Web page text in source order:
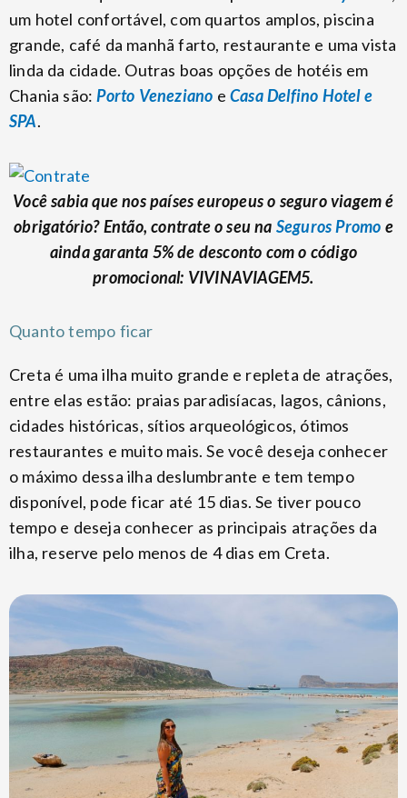
um hotel confortável, com quartos amplos, piscina
grande, café da manhã farto, restaurante e uma vista
linda da cidade. Outras boas opções de hotéis em
Chania são:Porto Veneziano eCasa Delfino Hotel e
SPA.
Você sabia que nos países europeus o seguro viagem é
obrigatório? Então, contrate o seu na Seguros Promo e
ainda garanta 5% de desconto com o código
promocional: VIVINAVIAGEM5.
Quanto tempo ficar
Creta é uma ilha muito grande e repleta de atrações,
entre elas estão: praias paradisíacas, lagos, cânions,
cidades históricas, sítios arqueológicos, ótimos
restaurantes e muito mais. Se você deseja conhecer
o máximo dessa ilha deslumbrante e tem tempo
disponível, pode ficar até 15 dias. Se tiver pouco
tempo e deseja conhecer as principais atrações da
ilha, reserve pelo menos de 4 dias em Creta.